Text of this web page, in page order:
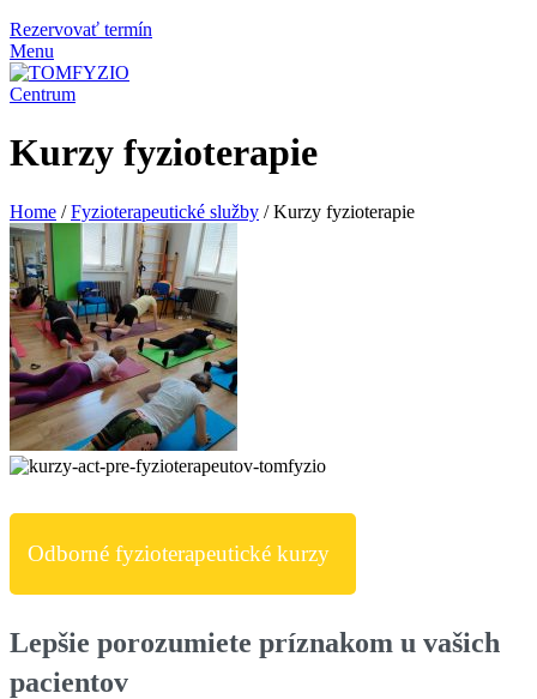
Rezervovať termín
Menu
Kurzy fyzioterapie
Home /Fyzioterapeutické služby /Kurzy fyzioterapie
Odborné fyzioterapeutické kurzy
Lepšie porozumiete príznakom u vašich
pacientov